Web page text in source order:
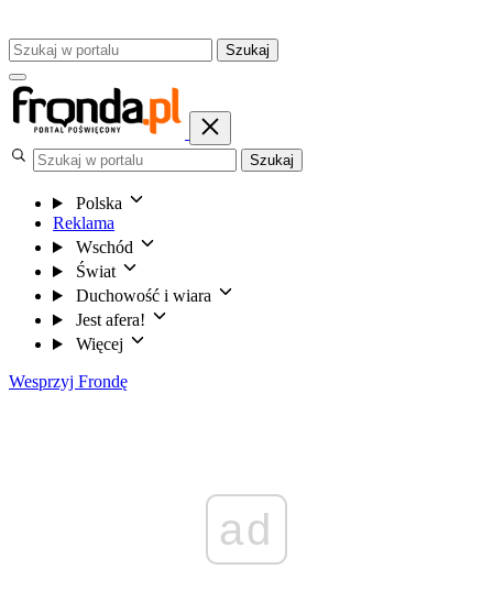
Szukaj
Szukaj
Polska
Reklama
Wschód
Świat
Duchowość i wiara
Jest afera!
Więcej
Wesprzyj Frondę
ad